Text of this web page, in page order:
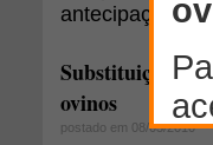
antecipações
Substituição de
ovinos
postado em 08/03/2010